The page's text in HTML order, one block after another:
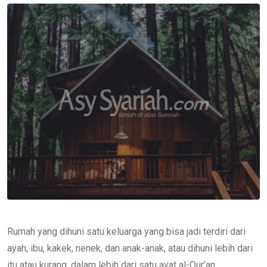
Email
Rumah yang dihuni satu keluarga yang bisa jadi terdiri dari
ayah, ibu, kakek, nenek, dan anak-anak, atau dihuni lebih dari